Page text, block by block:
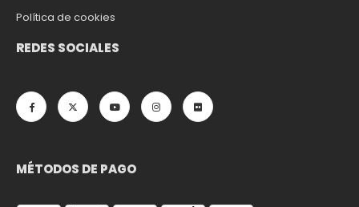
Política de cookies
REDES SOCIALES
MÉTODOS DE PAGO